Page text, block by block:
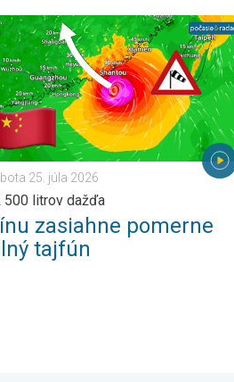
oklamať. . . štvrtok 16. júla 2026
zasiahne pomerne silný tajfún. Až
25. júla 2026
500 litrov dažďa
zasiahne pomerne
tajfún